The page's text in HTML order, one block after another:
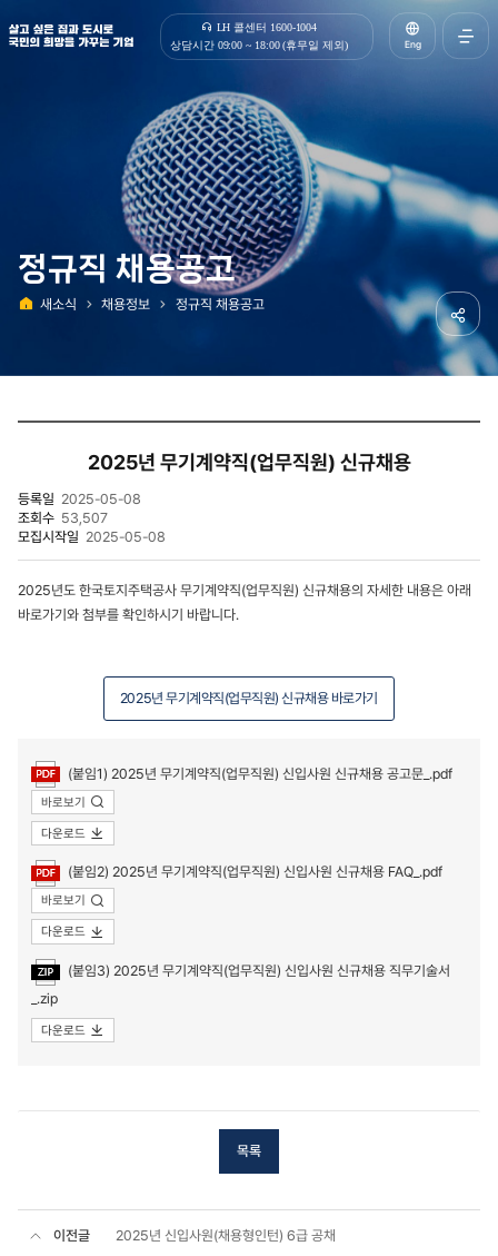
살고 싶은 집과 도시로 국민의 희망을 가꾸는 기업 | 한국토지주택공사
LH 콜센터 1600-1004
상담시간 09:00 ~ 18:00 (휴무일 제외)
Eng
열기
정규직 채용공고
새소식 채용정보 정규직 채용공고
공유
2025년 무기계약직(업무직원) 신규채용
등록일 2025-05-08
조회수 53,507
모집시작일 2025-05-08
2025년도 한국토지주택공사 무기계약직(업무직원) 신규채용의 자세한 내용은 아래
바로가기와 첨부를 확인하시기 바랍니다.
2025년 무기계약직(업무직원) 신규채용 바로가기
첨부파일
(붙임1) 2025년 무기계약직(업무직원) 신입사원 신규채용 공고문_.pdf
바로보기
다운로드
(붙임2) 2025년 무기계약직(업무직원) 신입사원 신규채용 FAQ_.pdf
바로보기
다운로드
(붙임3) 2025년 무기계약직(업무직원) 신입사원 신규채용 직무기술서
_.zip
다운로드
목록
이전글 2025년 신입사원(채용형인턴) 6급 공채